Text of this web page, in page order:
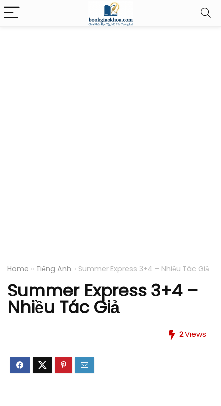
Home » Tiếng Anh » Summer Express 3+4 – Nhiều Tác Giả
Summer Express 3+4 –
Nhiều Tác Giả
2Views